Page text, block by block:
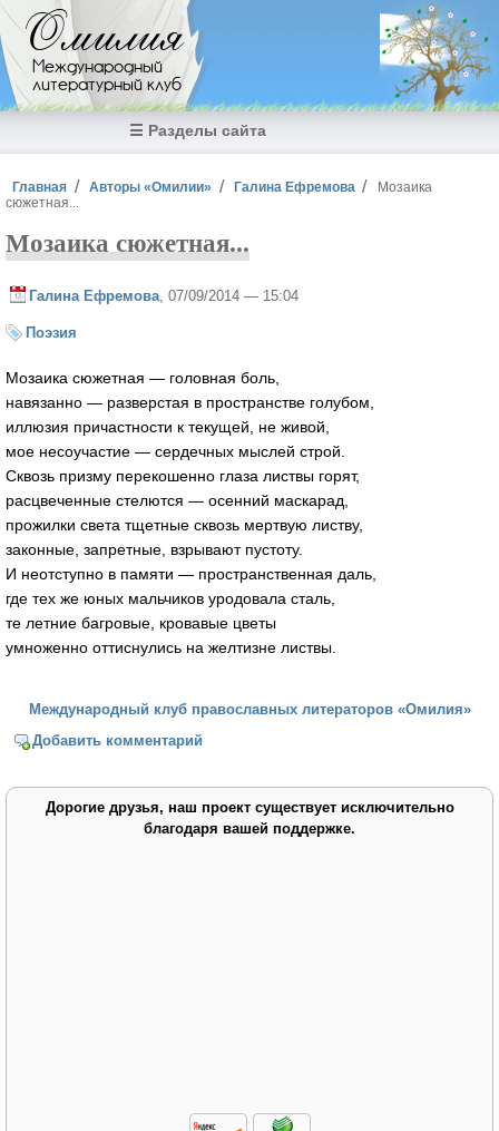
Перейти к основному содержанию
Омилия
Международный
литературный клуб
☰ Разделы сайта
Вы здесь
Главная Авторы «Омилии» Галина Ефремова
Мозаика
сюжетная...
Мозаика сюжетная...
Галина Ефремова , 07/09/2014 — 15:04
Поэзия
Мозаика сюжетная — головная боль,
навязанно — разверстая в пространстве голубом,
иллюзия причастности к текущей, не живой,
мое несоучастие — сердечных мыслей строй.
Сквозь призму перекошенно глаза листвы горят,
расцвеченные стелются — осенний маскарад,
прожилки света тщетные сквозь мертвую листву,
законные, запретные, взрывают пустоту.
И неотступно в памяти — пространственная даль,
где тех же юных мальчиков уродовала сталь,
те летние багровые, кровавые цветы
умноженно оттиснулись на желтизне листвы.
Международный клуб православных литераторов «Омилия»
Добавить комментарий
Дорогие друзья, наш проект существует исключительно
благодаря вашей поддержке.